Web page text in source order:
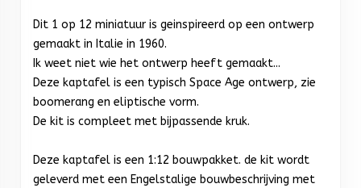
Dit 1 op 12 miniatuur is geinspireerd op een ontwerp
gemaakt in Italie in 1960.
Ik weet niet wie het ontwerp heeft gemaakt...
Deze kaptafel is een typisch Space Age ontwerp, zie
boomerang en eliptische vorm.
De kit is compleet met bijpassende kruk.
Deze kaptafel is een 1:12 bouwpakket. de kit wordt
geleverd met een Engelstalige bouwbeschrijving met